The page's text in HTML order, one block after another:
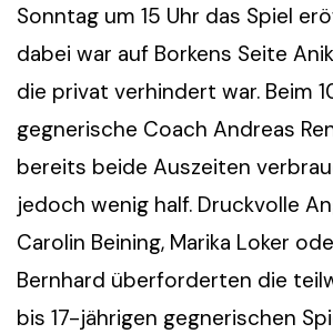
Sonntag um 15 Uhr das Spiel
dabei war auf Borkens Seite
die privat verhindert war. Beim
gegnerische Coach Andreas
bereits beide Auszeiten
jedoch wenig half. Druckvolle
Carolin Beining, Marika Loker
Bernhard überforderten die
bis 17-jährigen gegnerischen